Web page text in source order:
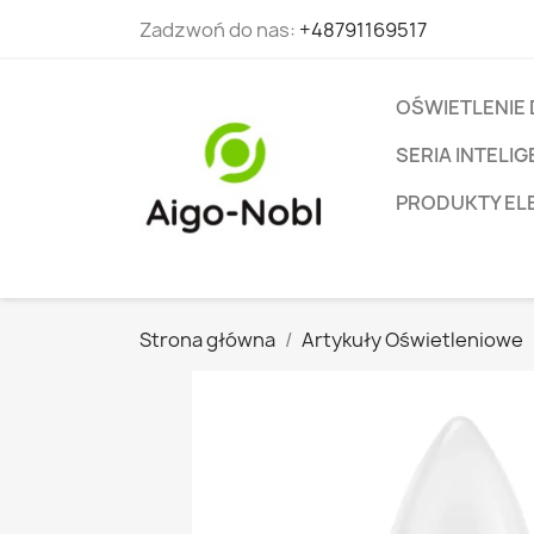
Zadzwoń do nas: +48791169517
OŚWIETLENIE
SERIA
PRODUKTY
Strona główna Artykuły Oświetleniowe